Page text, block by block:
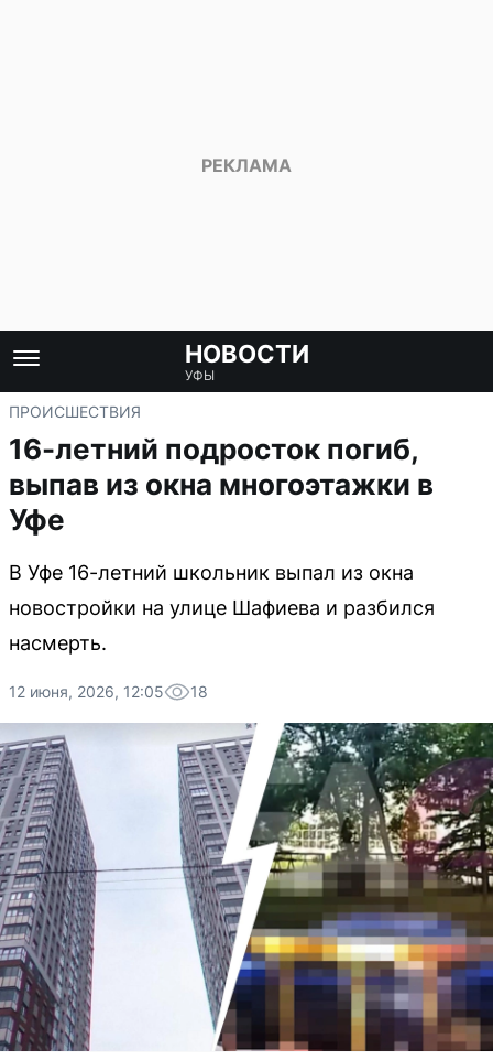
НОВОСТИ
УФЫ
ПРОИСШЕСТВИЯ
16-летний подросток погиб,
выпав из окна многоэтажки в
Уфе
В Уфе 16-летний школьник выпал из окна
новостройки на улице Шафиева и разбился
насмерть.
12 июня, 2026, 12:05 18